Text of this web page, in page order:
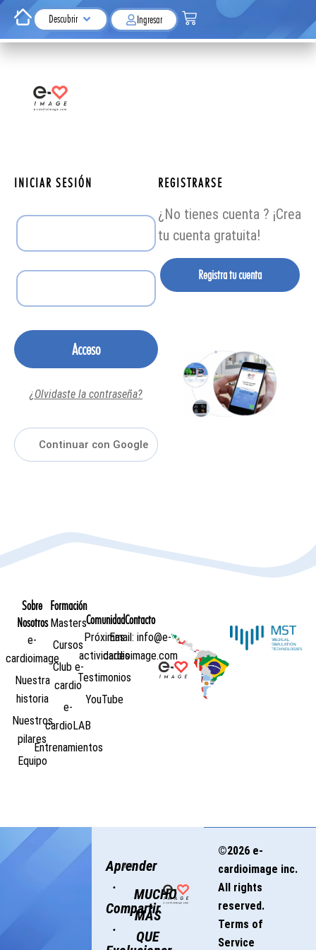
Descubrir Ingresar
INICIAR SESIÓN
Acceso
¿Olvidaste la contraseña?
REGISTRARSE
¿No tienes cuenta ? ¡Crea
tu cuenta gratuita!
Registra tu cuenta
Sobre
Nosotros
e-
cardioimage
Nuestra
historia
Nuestros
pilares
Equipo
Formación
Masters
Cursos
Club e-
cardio
e-
cardioLAB
Entrenamientos
Comunidad
Próximas
actividades
Testimonios
YouTube
Contacto
Email: info@e-
cardioimage.com
Aprender
·
Compartir
·
MUCHO
MÁS
QUE
©2026 e-
cardioimage inc.
All rights
reserved.
Terms of
Service